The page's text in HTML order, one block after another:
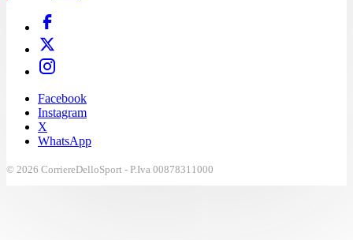
Facebook
Instagram
X
WhatsApp
© 2026 CorriereDelloSport - P.Iva 00878311000